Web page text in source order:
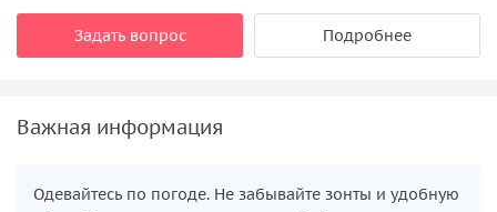
Задать вопрос Подробнее
Важная информация
Одевайтесь по погоде. Не забывайте зонты и удобную